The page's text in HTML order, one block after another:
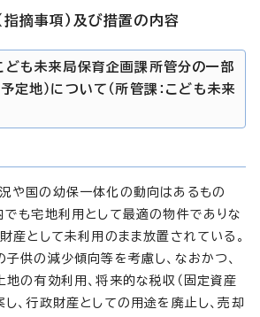
摘事項）及び措置の内容
ども未来局保育企画課所管分の一部
定地）について（所管課：こども未来
や国の幼保一体化の動向はあるもの
でも宅地利用として最適の物件でありな
産として未利用のまま放置されている。
供の減少傾向等を考慮し、なおかつ、
地の有効利用、将来的な税収（固定資産
、行政財産としての用途を廃止し、売却